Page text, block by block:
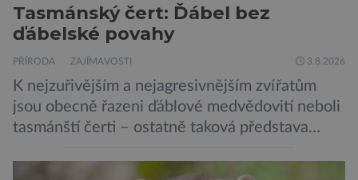
Tasmánský čert: Ďábel bez
ďábelské povahy
PŘÍRODA ZAJÍMAVOSTI 3.8.2026
K nejzuřivějším a nejagresivnějším zvířatům
jsou obecně řazeni ďáblové medvědovití neboli
tasmánští čerti – ostatně taková představa
vačnatci, vyskytující se dnes již výhradně na